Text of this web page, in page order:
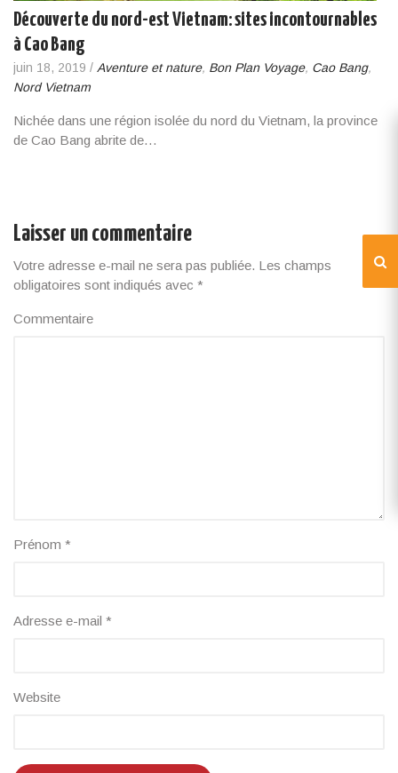
Découverte du nord-est Vietnam: sites incontournables
à Cao Bang
juin 18, 2019 / Aventure et nature, Bon Plan Voyage, Cao Bang,
Nord Vietnam
Nichée dans une région isolée du nord du Vietnam, la province
de Cao Bang abrite de…
Laisser un commentaire
Votre adresse e-mail ne sera pas publiée. Les champs
obligatoires sont indiqués avec *
Commentaire
Prénom *
Adresse e-mail *
Website